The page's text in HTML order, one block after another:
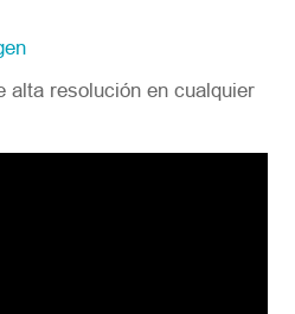
alta resolución en cualquier